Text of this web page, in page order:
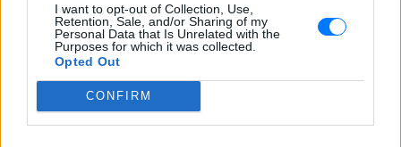
I want to opt-out of Collection, Use,
Retention, Sale, and/or Sharing of my
Personal Data that Is Unrelated with the
Purposes for which it was collected.
Opted Out
CONFIRM
6 φρούτα που μπορουν να
διατηρηθούν εκτός ψυγείου το